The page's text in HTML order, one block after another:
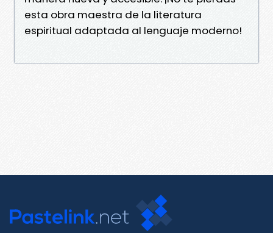
esta obra maestra de la literatura
espiritual adaptada al lenguaje moderno!